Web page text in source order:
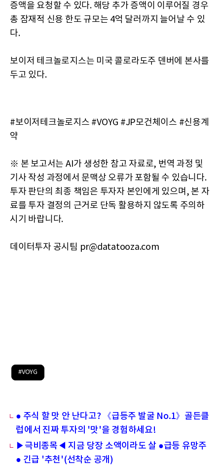
증액을 요청할 수 있다. 해당 추가 증액이 이루어질 경우
총 잠재적 신용 한도 규모는 4억 달러까지 늘어날 수 있
다.
보이저 테크놀로지스는 미국 콜로라도주 덴버에 본사를
두고 있다.
#보이저테크놀로지스 #VOYG #JP모건체이스 #신용계
약
※ 본 보고서는 AI가 생성한 참고 자료로, 번역 과정 및
기사 작성 과정에서 문맥상 오류가 포함될 수 있습니다.
투자 판단의 최종 책임은 투자자 본인에게 있으며, 본 자
료를 투자 결정의 근거로 단독 활용하지 않도록 주의하
시기 바랍니다.
데이터투자 공시팀 pr@datatooza.com
#VOYG
● 주식 할 맛 안 난다고? 《급등주 발굴 No.1》골든클
럽에서 진짜 투자의 '맛'을 경험하세요!
▶극비종목◀ 지금 당장 소액이라도 살 ●급등 유망주
● 긴급 '추천'(선착순 공개)